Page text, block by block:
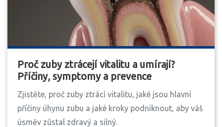
Proč zuby ztrácejí vitalitu a umírají?
Příčiny, symptomy a prevence
Zjistěte, proč zuby ztrácí vitalitu, jaké jsou hlavní
příčiny úhynu zubu a jaké kroky podniknout, aby váš
úsměv zůstal zdravý a silný.